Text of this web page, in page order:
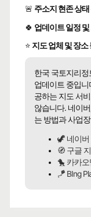
🚨 주소지 현존 상태
🍀 업데이트 일정 및
⭐ 지도 업체 및 장소
한국 국토지리
업데이트 중입
공하는 지도 서
않습니다. 네이
는 방법과 사업
🦖 네이
🧭 구글
🐤 카카
🪁 BIng